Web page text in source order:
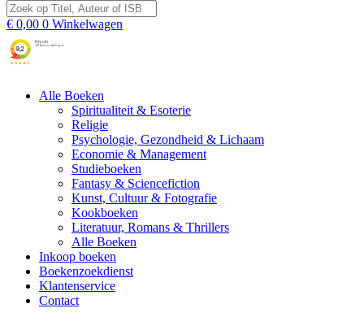
€ 0,00 0 Winkelwagen
Alle Boeken
Spiritualiteit & Esoterie
Religie
Psychologie, Gezondheid & Lichaam
Economie & Management
Studieboeken
Fantasy & Sciencefiction
Kunst, Cultuur & Fotografie
Kookboeken
Literatuur, Romans & Thrillers
Alle Boeken
Inkoop boeken
Boekenzoekdienst
Klantenservice
Contact